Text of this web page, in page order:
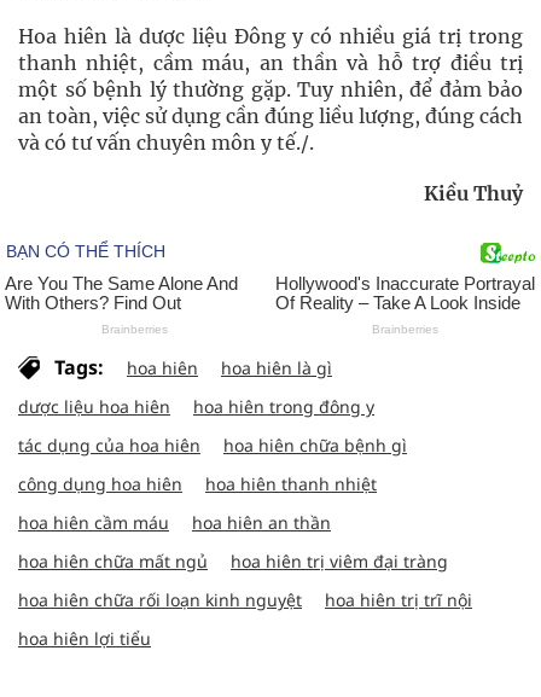
Hoa hiên là dược liệu Đông y có nhiều giá trị trong
thanh nhiệt, cầm máu, an thần và hỗ trợ điều trị
một số bệnh lý thường gặp. Tuy nhiên, để đảm bảo
an toàn, việc sử dụng cần đúng liều lượng, đúng cách
và có tư vấn chuyên môn y tế./.
Kiều Thuỷ
Tags: hoa hiên
hoa hiên là gì
dược liệu hoa hiên
hoa hiên trong đông y
tác dụng của hoa hiên
hoa hiên chữa bệnh gì
công dụng hoa hiên
hoa hiên thanh nhiệt
hoa hiên cầm máu
hoa hiên an thần
hoa hiên chữa mất ngủ
hoa hiên trị viêm đại tràng
hoa hiên chữa rối loạn kinh nguyệt
hoa hiên trị trĩ nội
hoa hiên lợi tiểu